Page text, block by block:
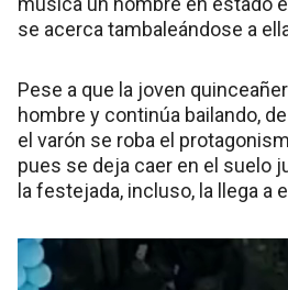
se acerca tambaleándose a
Pese a que la joven
hombre y continúa bailando,
el varón se roba el
pues se deja caer en el suelo
la festejada, incluso, la llega a